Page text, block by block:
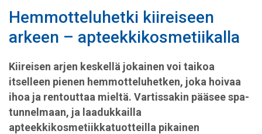
Hemmotteluhetki kiireiseen
arkeen – apteekkikosmetiikalla
Kiireisen arjen keskellä jokainen voi taikoa
itselleen pienen hemmotteluhetken, joka hoivaa
ihoa ja rentouttaa mieltä. Vartissakin pääsee spa-
tunnelmaan, ja laadukkailla
apteekkikosmetiikkatuotteilla pikainen